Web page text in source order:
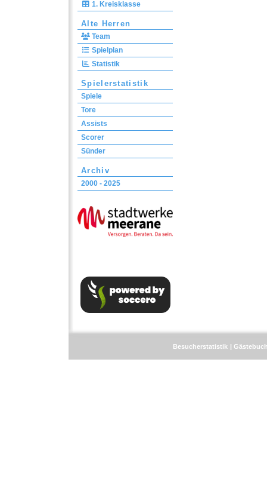
1. Kreisklasse
Alte Herren
Team
Spielplan
Statistik
Spielerstatistik
Spiele
Tore
Assists
Scorer
Sünder
Archiv
2000 - 2025
Besucherstatistik